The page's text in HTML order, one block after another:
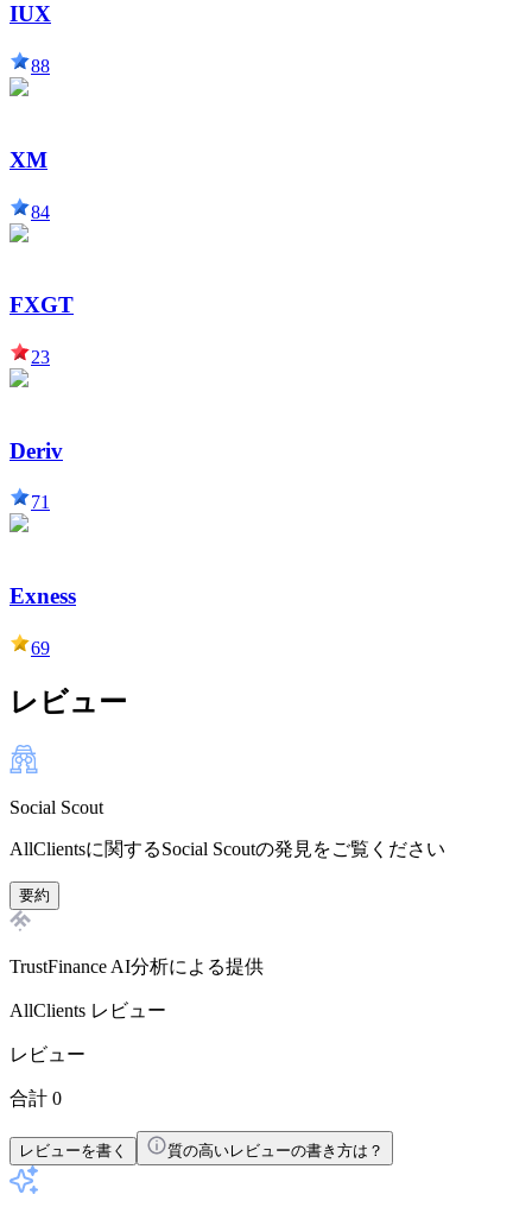
IUX
88
XM
84
FXGT
23
Deriv
71
Exness
69
レビュー
Social Scout
AllClientsに関するSocial Scoutの発見をご覧ください
要約
TrustFinance AI分析による提供
AllClients レビュー
レビュー
合計 0
レビューを書く 質の高いレビューの書き方は？